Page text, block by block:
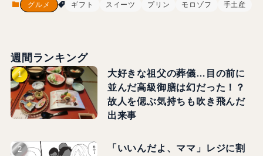
グルメ ギフト スイーツ プリン モロゾフ 手土産
週間ランキング
大好きな祖父の葬儀…目の前に
並んだ高級御膳は幻だった！？
故人を偲ぶ気持ちも吹き飛んだ
出来事
「いいんだよ、ママ」レジに割